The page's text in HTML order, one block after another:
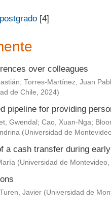
[4]
over colleagues
; Torres-Martínez, Juan
de Chile, 2024)
pipeline for providing
Gwendal ; Cao, Xuan-Nga;
(Universidad de
a cash transfer during
(Universidad de
Turen, Javier (Universidad de